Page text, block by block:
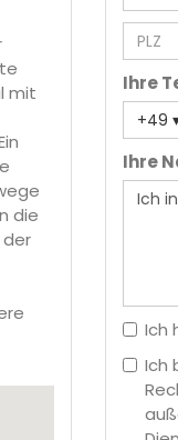
mit
die
der
Ihre
+49
Ihre
Ich
Ich